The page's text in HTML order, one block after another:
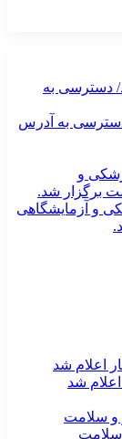
به آدرس
و آزمایشگاهی
شد
سلامت